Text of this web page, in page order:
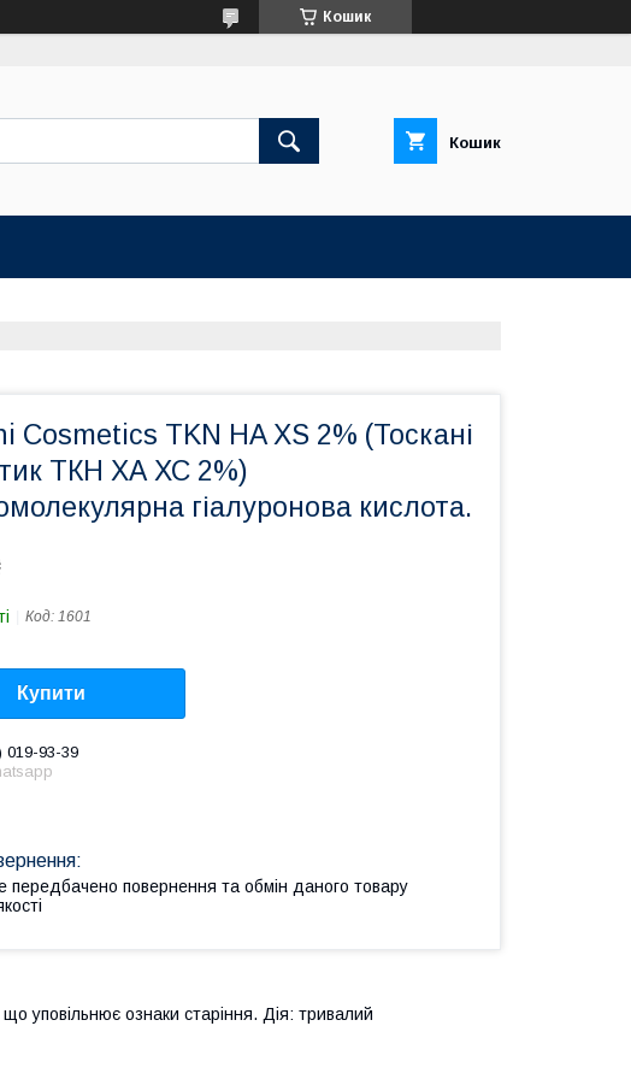
Кошик
Кошик
Cosmetics TKN HA XS 2% (Тоскані
ТКН ХА ХС 2%)
гіалуронова кислота.
Код: 1601
Купити
019-93-39
передбачено повернення та обмін даного товару
уповільнює ознаки старіння. Дія: тривалий